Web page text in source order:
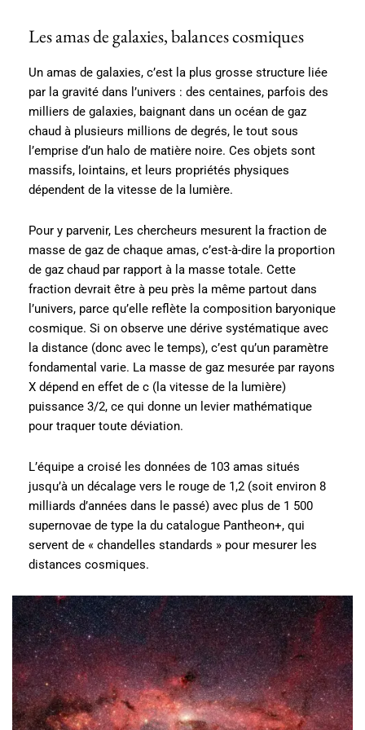
Les amas de galaxies, balances cosmiques
Un amas de galaxies, c’est la plus grosse structure liée
par la gravité dans l’univers : des centaines, parfois des
milliers de galaxies, baignant dans un océan de gaz
chaud à plusieurs millions de degrés, le tout sous
l’emprise d’un halo de matière noire. Ces objets sont
massifs, lointains, et leurs propriétés physiques
dépendent de la vitesse de la lumière.
Pour y parvenir, Les chercheurs mesurent la fraction de
masse de gaz de chaque amas, c’est-à-dire la proportion
de gaz chaud par rapport à la masse totale. Cette
fraction devrait être à peu près la même partout dans
l’univers, parce qu’elle reflète la composition baryonique
cosmique. Si on observe une dérive systématique avec
la distance (donc avec le temps), c’est qu’un paramètre
fondamental varie. La masse de gaz mesurée par rayons
X dépend en effet de c (la vitesse de la lumière)
puissance 3/2, ce qui donne un levier mathématique
pour traquer toute déviation.
L’équipe a croisé les données de 103 amas situés
jusqu’à un décalage vers le rouge de 1,2 (soit environ 8
milliards d’années dans le passé) avec plus de 1 500
supernovae de type Ia du catalogue Pantheon+, qui
servent de « chandelles standards » pour mesurer les
distances cosmiques.